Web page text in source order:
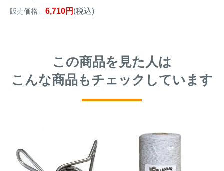
販売価格 6,710円 (税込)
この商品を見た人は
こんな商品もチェックしています